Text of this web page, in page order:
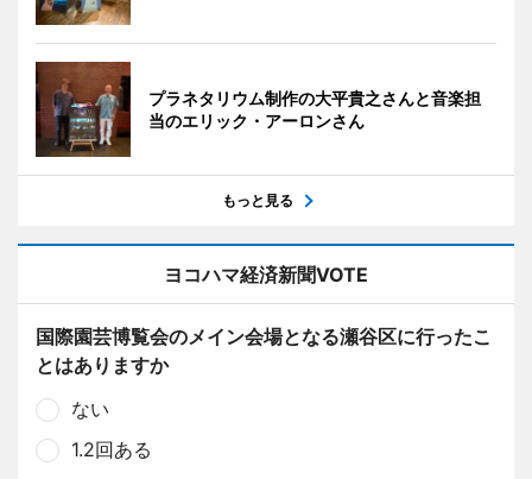
プラネタリウム制作の大平貴之さんと音楽担
当のエリック・アーロンさん
もっと見る
ヨコハマ経済新聞VOTE
国際園芸博覧会のメイン会場となる瀬谷区に行ったこ
とはありますか
ない
1.2回ある